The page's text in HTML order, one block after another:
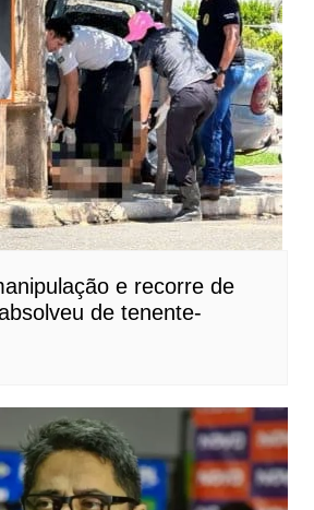
e recorre de
de tenente-